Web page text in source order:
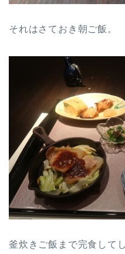
それはさておき朝ご飯。
釜炊きご飯まで完食して